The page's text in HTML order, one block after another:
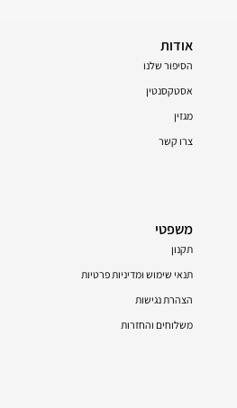
אודות
הסיפור שלנו
אסטקסנטין
מגזין
צרו קשר
משפטי
תקנון
תנאי שימוש ומדיניות פרטיות
הצהרת נגישות
משלוחים והחזרות